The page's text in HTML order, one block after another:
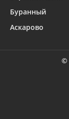
Буранный
Аскарово
©